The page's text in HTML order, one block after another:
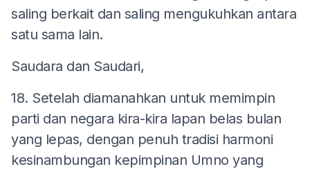
saling berkait dan saling mengukuhkan antara
satu sama lain.
Saudara dan Saudari,
18. Setelah diamanahkan untuk memimpin
parti dan negara kira-kira lapan belas bulan
yang lepas, dengan penuh tradisi harmoni
kesinambungan kepimpinan Umno yang